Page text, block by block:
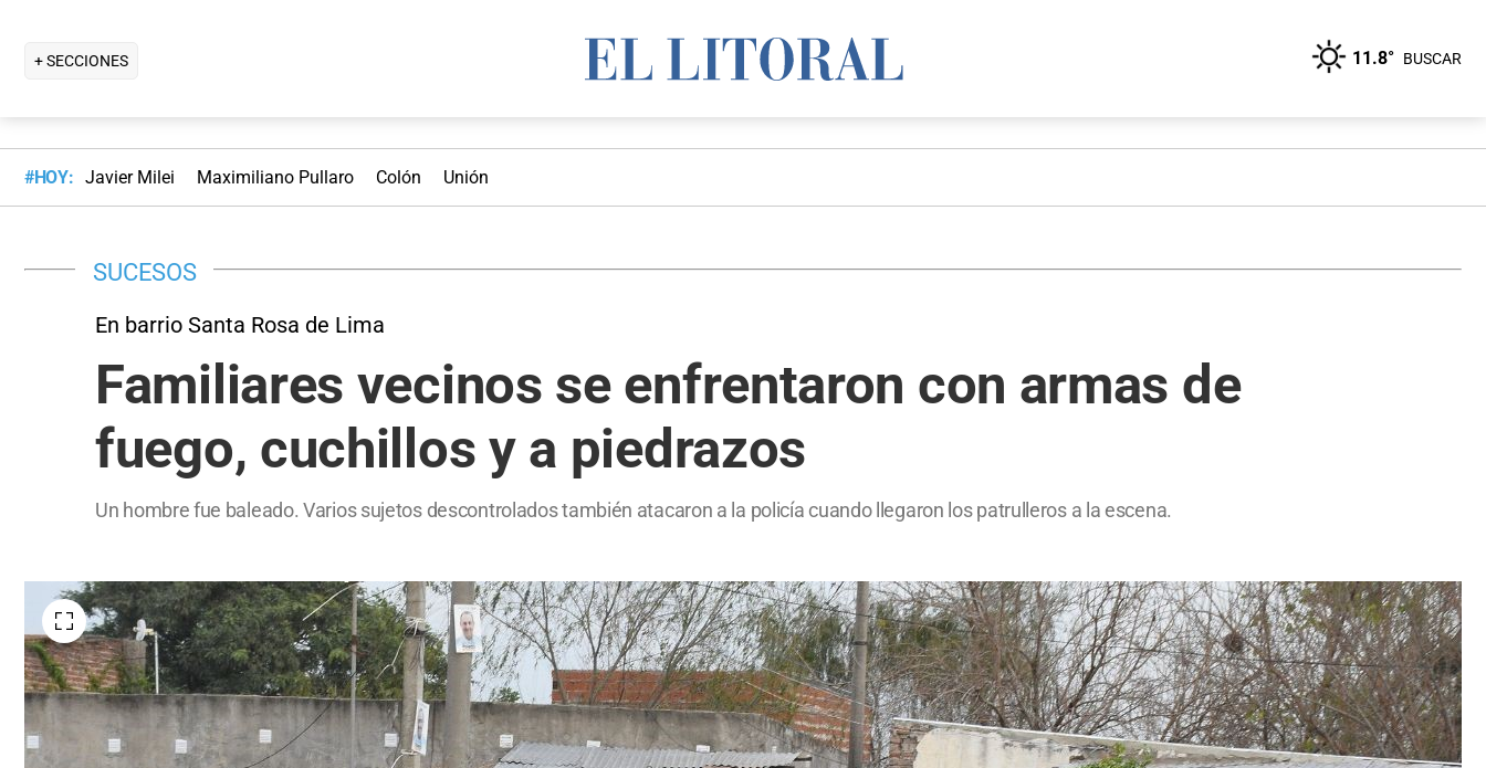
+ SECCIONES 11.8° BUSCAR
#HOY: Javier Milei Maximiliano Pullaro Colón Unión
SUCESOS
En barrio Santa Rosa de Lima
Familiares vecinos se enfrentaron con armas de
fuego, cuchillos y a piedrazos
Un hombre fue baleado. Varios sujetos descontrolados también atacaron a la policía cuando llegaron los patrulleros a la escena.